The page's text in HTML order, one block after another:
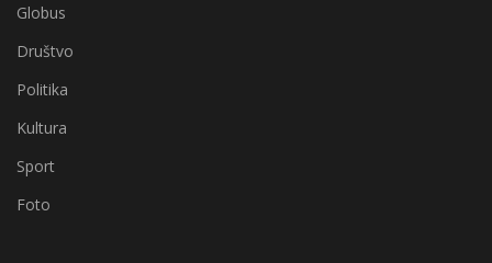
Globus
Društvo
Politika
Kultura
Sport
Foto